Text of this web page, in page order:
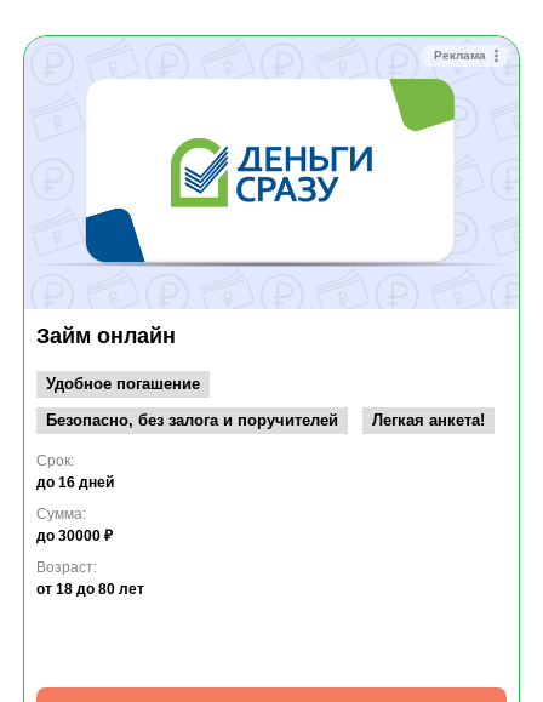
Реклама
Займ онлайн
Удобное погашение
Безопасно, без залога и поручителей
Легкая анкета!
Срок:
до 16 дней
Сумма:
до 30000 ₽
Возраст:
от 18 до 80 лет